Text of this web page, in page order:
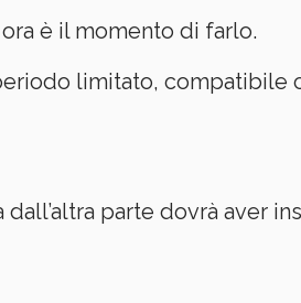
ora è il momento di farlo.
limitato, compatibile
parte dovrà aver